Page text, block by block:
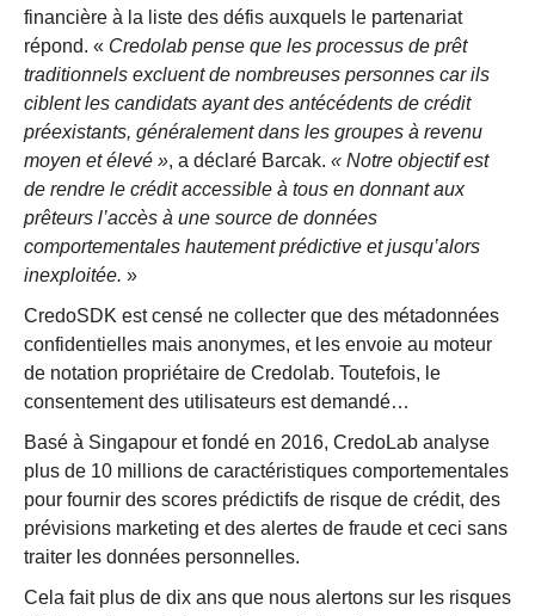
financière à la liste des défis auxquels le partenariat
répond. « Credolab pense que les processus de prêt
traditionnels excluent de nombreuses personnes car ils
ciblent les candidats ayant des antécédents de crédit
préexistants, généralement dans les groupes à revenu
moyen et élevé », a déclaré Barcak. « Notre objectif est
de rendre le crédit accessible à tous en donnant aux
prêteurs l’accès à une source de données
comportementales hautement prédictive et jusqu’alors
inexploitée. »
CredoSDK est censé ne collecter que des métadonnées
confidentielles mais anonymes, et les envoie au moteur
de notation propriétaire de Credolab. Toutefois, le
consentement des utilisateurs est demandé…
Basé à Singapour et fondé en 2016, CredoLab analyse
plus de 10 millions de caractéristiques comportementales
pour fournir des scores prédictifs de risque de crédit, des
prévisions marketing et des alertes de fraude et ceci sans
traiter les données personnelles.
Cela fait plus de dix ans que nous alertons sur les risques